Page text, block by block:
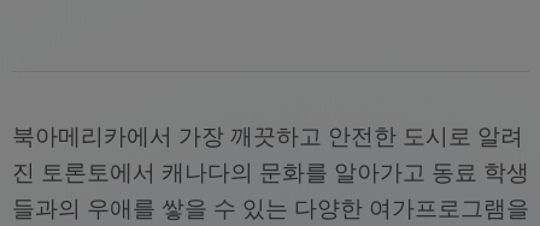
­북아메리카에서 가장 깨끗하고 안전한 도시로 알려
진 토론토에서 캐나다의 문화를 알아가고 동료 학생
들과의 우애를 쌓을 수 있는 다양한 여가프로그램을